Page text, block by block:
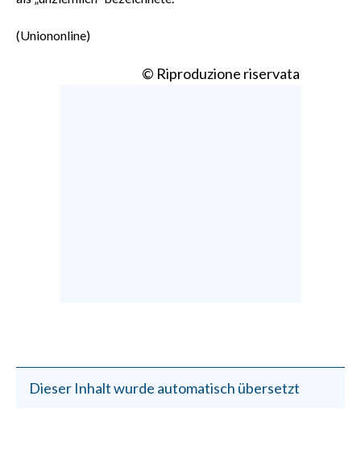
PUBBLICITÀ
(Uniononline)
© Riproduzione riservata
Dieser Inhalt wurde automatisch übersetzt